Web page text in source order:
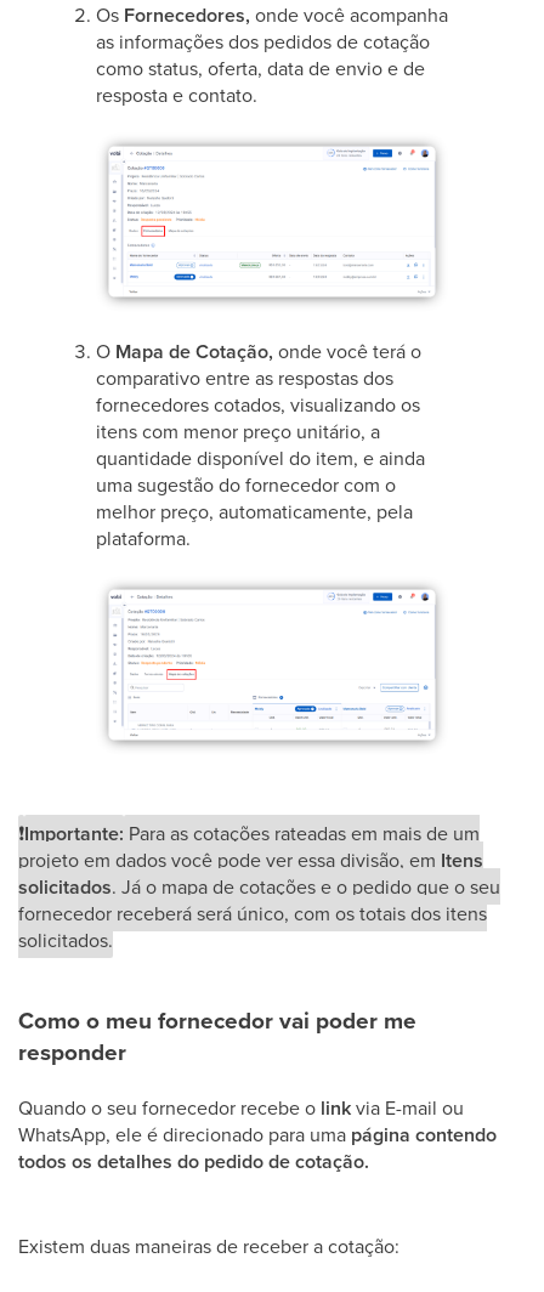
Os Fornecedores, onde você acompanha
as informações dos pedidos de cotação
como status, oferta, data de envio e de
resposta e contato.
O Mapa de Cotação, onde você terá o
comparativo entre as respostas dos
fornecedores cotados, visualizando os
itens com menor preço unitário, a
quantidade disponível do item, e ainda
uma sugestão do fornecedor com o
melhor preço, automaticamente, pela
plataforma.
❗Importante: Para as cotações rateadas em mais de um
projeto em dados você pode ver essa divisão, em Itens
solicitados. Já o mapa de cotações e o pedido que o seu
fornecedor receberá será único, com os totais dos itens
solicitados.
Como o meu fornecedor vai poder me
responder
Quando o seu fornecedor recebe o linkvia E-mail ou
WhatsApp, ele é direcionado para uma página contendo
todos os detalhes do pedido de cotação.
Existem duas maneiras de receber a cotação: